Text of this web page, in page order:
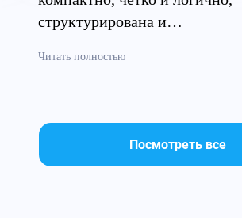
структурирована и
Читать полностью
Посмотреть все